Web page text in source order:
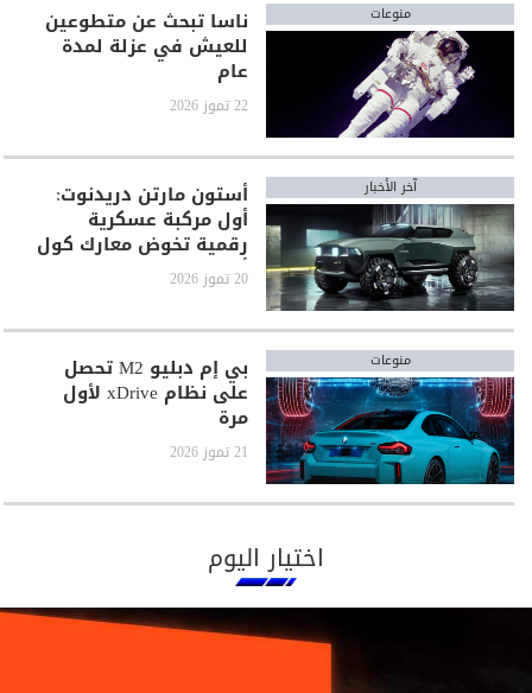
منوعات ناسا تبحث عن متطوعين
للعيش في عزلة لمدة
عام
22 تموز 2026
آخر الأخبار أستون مارتن دريدنوت:
أول مركبة عسكرية
رقمية تخوض معارك كول
أوف ديوتي
20 تموز 2026
منوعات بي إم دبليو M2 تحصل
على نظام xDrive لأول
مرة
21 تموز 2026
اختيار اليوم